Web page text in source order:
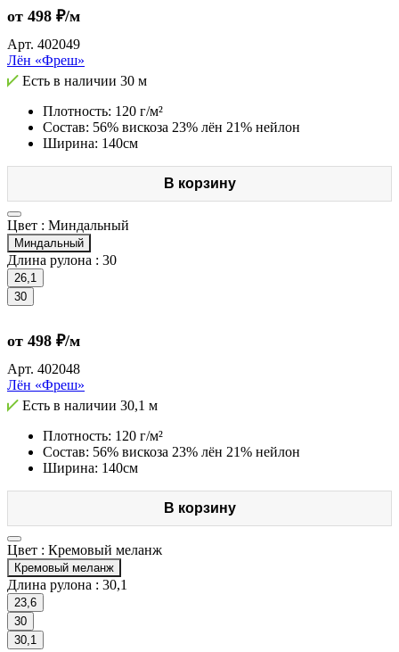
от 498 ₽/м
Арт. 402049
Лён «Фреш»
Есть в наличии 30 м
Плотность: 120 г/м²
Состав: 56% вискоза 23% лён 21% нейлон
Ширина: 140см
В корзину
Цвет : Миндальный
Миндальный
Длина рулона : 30
26,1
30
от 498 ₽/м
Арт. 402048
Лён «Фреш»
Есть в наличии 30,1 м
Плотность: 120 г/м²
Состав: 56% вискоза 23% лён 21% нейлон
Ширина: 140см
В корзину
Цвет : Кремовый меланж
Кремовый меланж
Длина рулона : 30,1
23,6
30
30,1